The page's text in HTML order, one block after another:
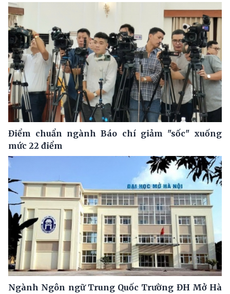
Điểm chuẩn ngành Báo chí giảm "sốc" xuống
mức 22 điểm
Ngành Ngôn ngữ Trung Quốc Trường ĐH Mở Hà